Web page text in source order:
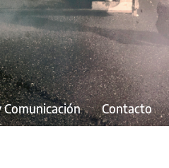
Comunicación Contacto